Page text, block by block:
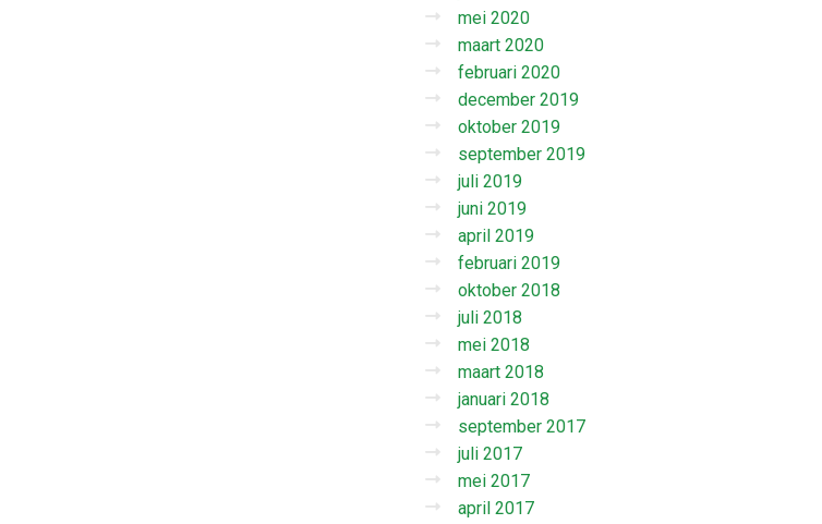
mei 2020
maart 2020
februari 2020
december 2019
oktober 2019
september 2019
juli 2019
juni 2019
april 2019
februari 2019
oktober 2018
juli 2018
mei 2018
maart 2018
januari 2018
september 2017
juli 2017
mei 2017
april 2017